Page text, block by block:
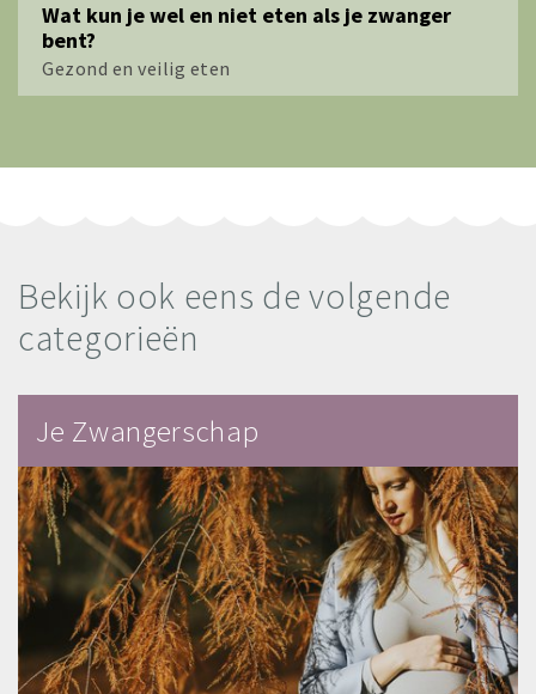
Wat kun je wel en niet eten als je zwanger
bent?
Gezond en veilig eten
Bekijk ook eens de volgende
categorieën
Je Zwangerschap